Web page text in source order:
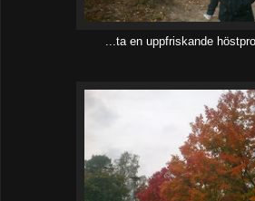
...ta en uppfriskande